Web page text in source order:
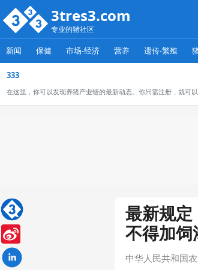
3tres3.com
专业的猪社区
新闻 保健 市场-经济 营养 遗传-繁殖
333
在这里，你可以发现养猪产业链的最新动态。你只需注册，就可
最新规定
不得加饲
中华人民共和国